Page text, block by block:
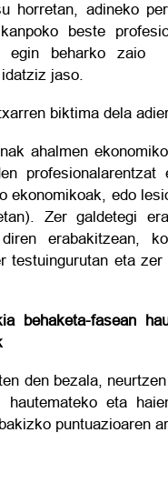
horretan, adineko
beste
egin beharko zaio
jaso.
biktima dela
ahalmen
profesionalarentzat
ekonomikoak, edo
Zer galdetegi
erabakitzean,
testuingurutan eta
behaketa-fasean
den bezala,
hautemateko eta
puntuazioaren